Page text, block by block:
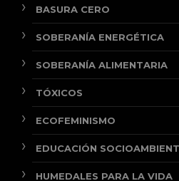
BASURA CERO
SOBERANÍA ENERGÉTICA
SOBERANÍA ALIMENTARIA
TÓXICOS
ECOFEMINISMO
EDUCACIÓN
HUMEDALES PARA LA VIDA